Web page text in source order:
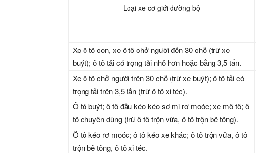
Loại xe cơ giới đường bộ
Xe ô tô con, xe ô tô chở ngườiđến 30 chỗ (trừ xe
buýt); ôtôtải cótrọng tải nhỏ hơn hoặc bằng 3,5 tấn.
Xeô tô chở người trên 30 chỗ (trừ xe buýt); ôtôtải có
trọng tảitrên 3,5 tấn (trừ ô tôxi téc).
Ô tô buýt; ô tô đầu kéo kéo sơ mi rơ moóc; xe mô tô; ô
tô chuyên dùng (trừ ô tô trộn vữa, ô tô trộn bê tông).
Ô tô kéo rơ moóc; ô tô kéo xe khác; ô tô trộn vữa, ô tô
trộn bêtông, ô tô xitéc.